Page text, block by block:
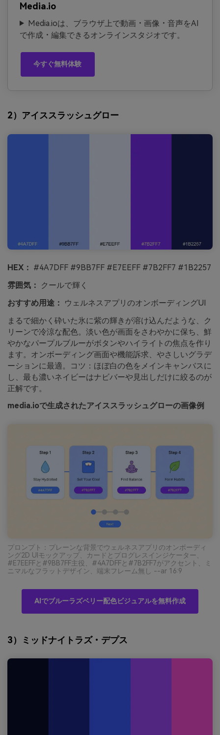
Media.io
Media.ioは、ブラウザ上で動画・画像・音声をAI
で作成・編集できるオンラインスタジオです。
今すぐ無料体験
2）アイススラッシュグロー
HEX： #4A7DFF #9BB7FF #E7EEFF #7B2FF7 #1B2257
雰囲気：
クールで輝く
おすすめ用途：
ウェルネスアプリのオンボーディングUI
まるで細かく砕いた氷に紫の輝きが溶け込んだような、ク
リーンで冷涼な配色。淡い色が画面をさわやかに保ち、鮮
やかなパープルブルーがボタンやハイライトの焦点を作り
ます。オンボーディング画面や機能訴求、やさしいグラデ
ーションに最適。コツ：ほぼ白の色をメインキャンバスに
し、最も濃いネイビーはナビバーや見出しだけに絞るのが
正解です。
media.ioで生成されたアイススラッシュグローの画像例
プロンプト：プレーンな背景でウェルネスアプリのオンボーディ
ング2D UIモックアップ、カードとプログレスインジケーター、
#E7EEFFと#9BB7FF主役、#4A7DFFと#7B2FF7がアクセント、ミ
ニマルなフラットデザイン、端末フレーム無し --ar 16:9
AIでブルーラズベリー配色ビジュアルを無料作成
3）ミッドナイトラズ・デプス